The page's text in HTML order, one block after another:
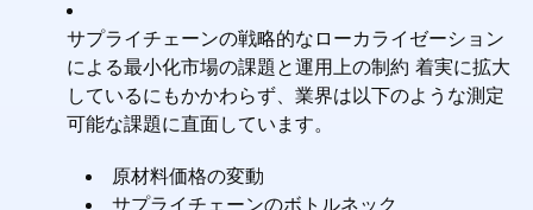
サプライチェーンの戦略的なローカライゼーション
による最小化市場の課題と運用上の制約 着実に拡大
しているにもかかわらず、業界は以下のような測定
可能な課題に直面しています。
原材料価格の変動
サプライチェーンのボトルネック